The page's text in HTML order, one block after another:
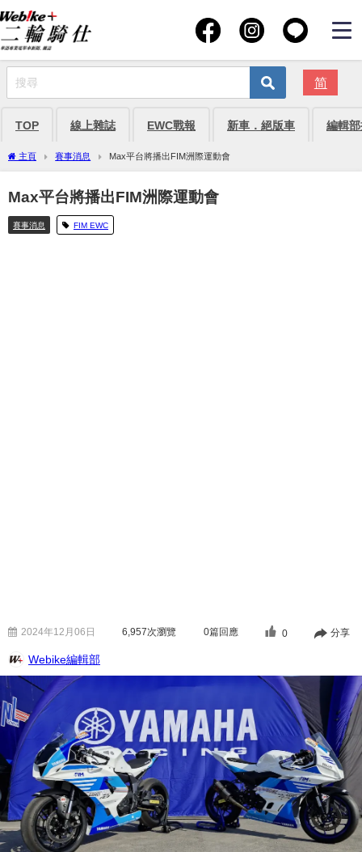
简
TOP 線上雜誌 EWC戰報 新車．絕版車 編輯
主頁 賽事消息 Max平台將播出FIM洲際運動會
Max平台將播出FIM洲際運動會
賽事消息 FIM EWC
2024年12月06日 6,957次瀏覽 0篇回應 0 分享
Webike編輯部